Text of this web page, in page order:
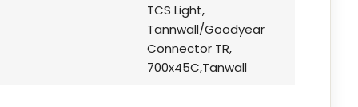
TCS Light,
Tannwall/Goodyear
Connector TR,
700x45C,Tanwall